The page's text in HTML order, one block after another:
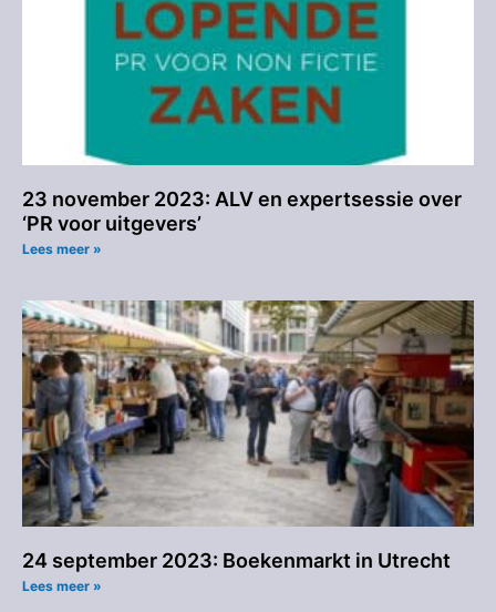
23 november 2023: ALV en expertsessie over
‘PR voor uitgevers’
Lees meer »
24 september 2023: Boekenmarkt in Utrecht
Lees meer »